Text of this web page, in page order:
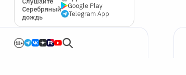
Серебряный
дождь
Google Play
Telegram App
12+